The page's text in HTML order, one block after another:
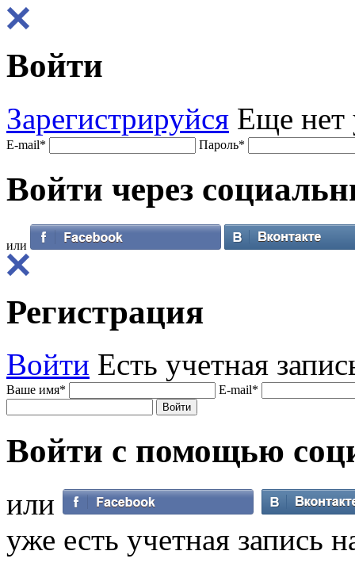
Войти
Зарегистрируйся Еще нет
E-mail* Пароль*
Войти через
или
Регистрация
Войти Есть учетная
Ваше имя* E-mail*
Войти с помощью
или
уже есть учетная запись